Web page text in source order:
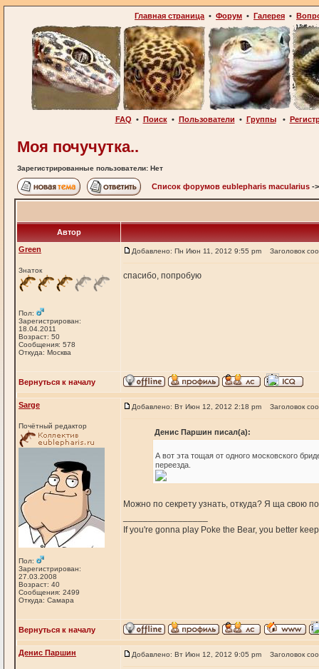
Главная страница • Форум • Галерея •
FAQ • Поиск• Пользователи • Группы•
Моя почучутка..
Зарегистрированные пользователи: Нет
Список форумов eublepharis macularius -
Автор
Green
Знаток
Пол:
Зарегистрирован:
18.04.2011
Возраст: 50
Сообщения: 578
Откуда: Москва
Добавлено: Пн Июн 11, 2012 9:55 pm Заголовок
спасибо, попробую
Вернуться к началу
Sarge
Почётный редактор
Пол:
Зарегистрирован:
27.03.2008
Возраст: 40
Сообщения: 2499
Откуда: Самара
Добавлено: Вт Июн 12, 2012 2:18 pm Заголовок
Денис Паршин писал(а):
А вот эта тощая от одного московского
переезда.
Можно по секрету узнать, откуда? Я ща свою
If you're gonna play Poke the Bear, you better
Вернуться к началу
Денис Паршин Добавлено: Вт Июн 12, 2012 9:05 pm Заголовок